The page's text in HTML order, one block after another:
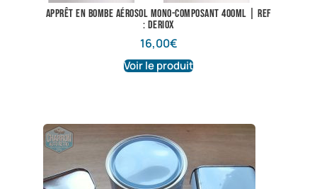
Apprêt en bombe aérosol mono-composant 400ML | Ref
: Deriox
16,00€
Voir le produit